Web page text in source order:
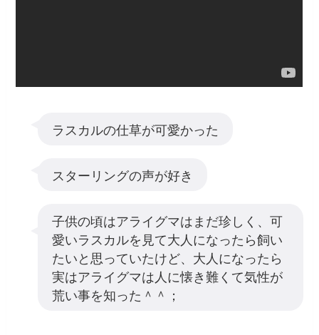
ラスカルの仕草が可愛かった
スターリングの声が好き
子供の頃はアライグマはまだ珍しく、可
愛いラスカルを見て大人になったら飼い
たいと思っていたけど、大人になったら
実はアライグマは人に懐き難くて気性が
荒い事を知った＾＾；